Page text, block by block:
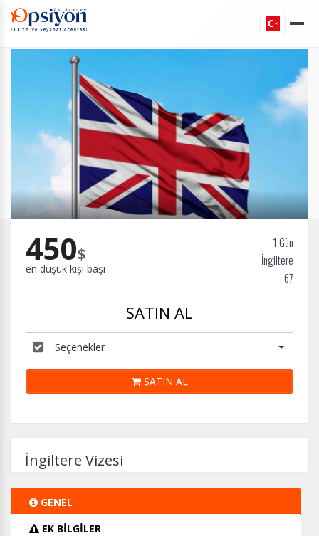
450$
en düşük kişi başı
1 Gün
İngiltere
67
SATIN AL
Seçenekler
SATIN AL
İngiltere Vizesi
GENEL
EK BİLGİLER